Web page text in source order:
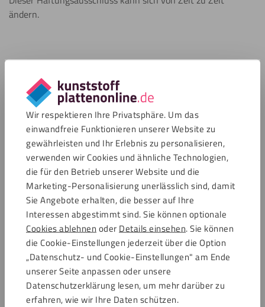
Wir respektieren Ihre Privatsphäre. Um das
einwandfreie Funktionieren unserer Website zu
gewährleisten und Ihr Erlebnis zu personalisieren,
verwenden wir Cookies und ähnliche Technologien,
die für den Betrieb unserer Website und die
Marketing-Personalisierung unerlässlich sind, damit
Sie Angebote erhalten, die besser auf Ihre
Interessen abgestimmt sind. Sie können optionale
Cookies ablehnen oder Details einsehen. Sie können
die Cookie-Einstellungen jederzeit über die Option
„Datenschutz- und Cookie-Einstellungen" am Ende
unserer Seite anpassen oder unsere
Datenschutzerklärung lesen, um mehr darüber zu
erfahren, wie wir Ihre Daten schützen.
ändern.
Geöffnet bis 16:00
Kundendienst
Zahlungsmöglichkeiten
Bewertungen
4.7 / 15491 Bewertungen
Sicher einkaufen